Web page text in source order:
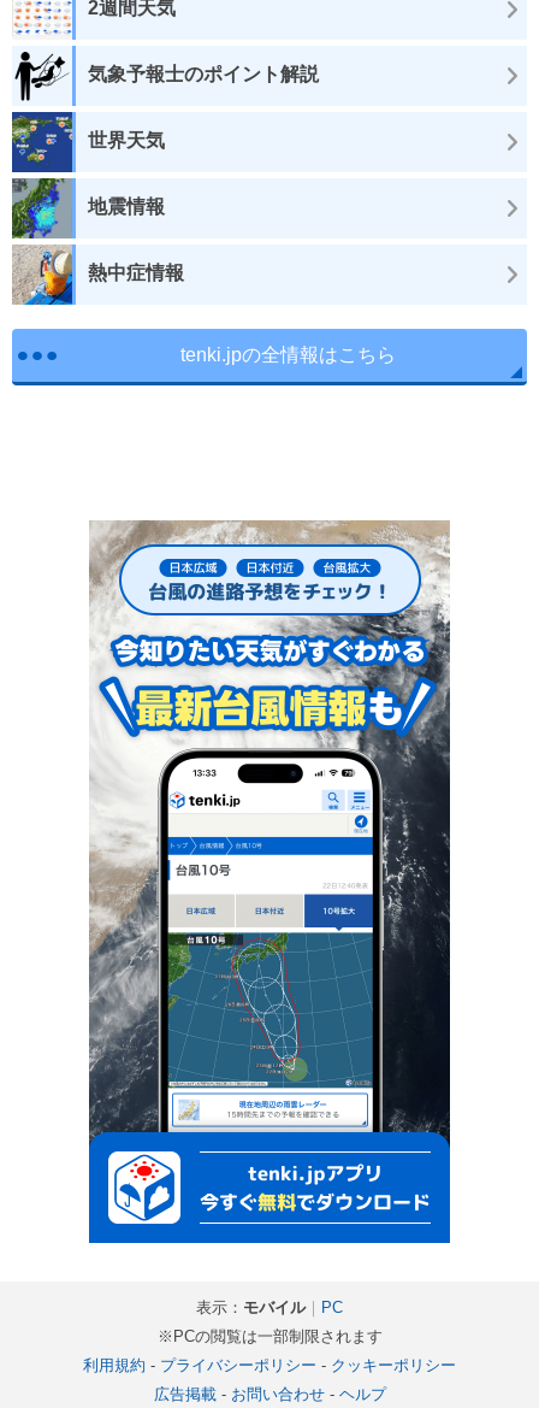
2週間天気
気象予報士のポイント解説
世界天気
地震情報
熱中症情報
tenki.jpの全情報はこちら
表示： モバイル｜ PC
※PCの閲覧は一部制限されます
利用規約 - プライバシーポリシー - クッキーポリシー
広告掲載- お問い合わせ- ヘルプ